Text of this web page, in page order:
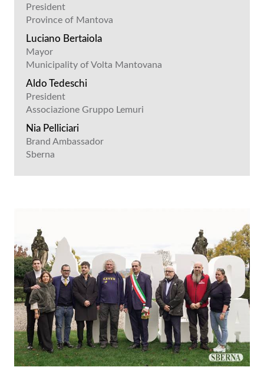
President
Province of Mantova
Luciano Bertaiola
Mayor
Municipality of Volta Mantovana
Aldo Tedeschi
President
Associazione Gruppo Lemuri
Nia Pelliciari
Brand Ambassador
Sberna